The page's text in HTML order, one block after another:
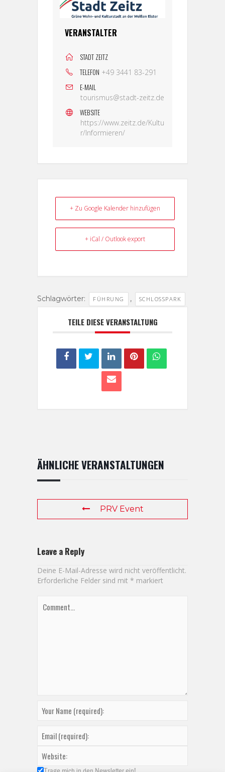
VERANSTALTER
STADT ZEITZ
TELEFON +49 3441 83-291
E-MAIL
tourismus@stadt-zeitz.de
WEBSITE
https://www.zeitz.de/Kultu
r/Informieren/
+ Zu Google Kalender hinzufügen
+ iCal / Outlook export
Schlagwörter: FÜHRUNG , SCHLOSSPARK
TEILE DIESE VERANSTALTUNG
ÄHNLICHE VERANSTALTUNGEN
PRV Event
Leave a Reply
Deine E-Mail-Adresse wird nicht veröffentlicht.
Erforderliche Felder sind mit * markiert